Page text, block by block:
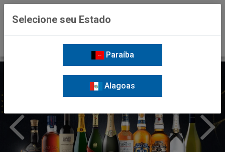
Selecione seu Estado
Paraíba
Alagoas